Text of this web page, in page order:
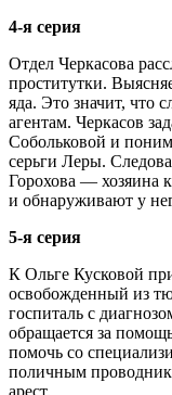
4-я серия
Отдел Черкасова
проститутки.
яда. Это значит, что
агентам. Черкасов
Собольковой и
серьги Леры.
Горохова — хозяина
и обнаруживают у
5-я серия
К Ольге Кусковой
освобожденный из
госпиталь с
обращается за
помочь со
поличным
арест.